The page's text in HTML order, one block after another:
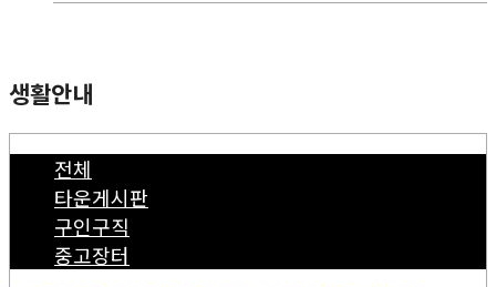
생활안내
전체
타운게시판
구인구직
중고장터